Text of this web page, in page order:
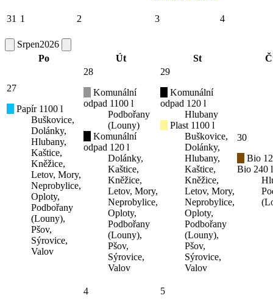
31 1 2 3 4
Srpen2026
Po
Út St
27
Papír 1100 l
Buškovice,
Dolánky,
Hlubany,
Kaštice,
Kněžice,
Letov, Mory,
Neprobylice,
Oploty,
Podbořany
(Louny),
Pšov,
Sýrovice,
Valov
28
Komunální
odpad 1100 l
Podbořany
(Louny)
Komunální
odpad 120 l
Dolánky,
Kaštice,
Kněžice,
Letov, Mory,
Neprobylice,
Oploty,
Podbořany
(Louny),
Pšov,
Sýrovice,
Valov
29
Komunální
odpad 120 l
Hlubany
Plast 1100 l
Buškovice,
Dolánky,
Hlubany,
Kaštice,
Kněžice,
Letov, Mory,
Neprobylice,
Oploty,
Podbořany
(Louny),
Pšov,
Sýrovice,
Valov
30
Bio
Bio 240 l
4
5